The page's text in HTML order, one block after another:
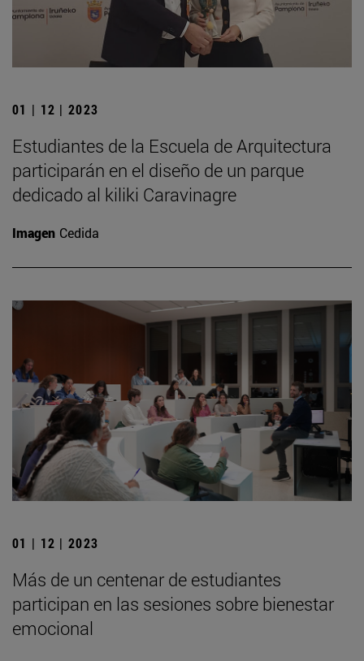
01 | 12 | 2023
Estudiantes de la Escuela de Arquitectura
participarán en el diseño de un parque
dedicado al kiliki Caravinagre
Imagen Cedida
01 | 12 | 2023
Más de un centenar de estudiantes
participan en las sesiones sobre bienestar
emocional